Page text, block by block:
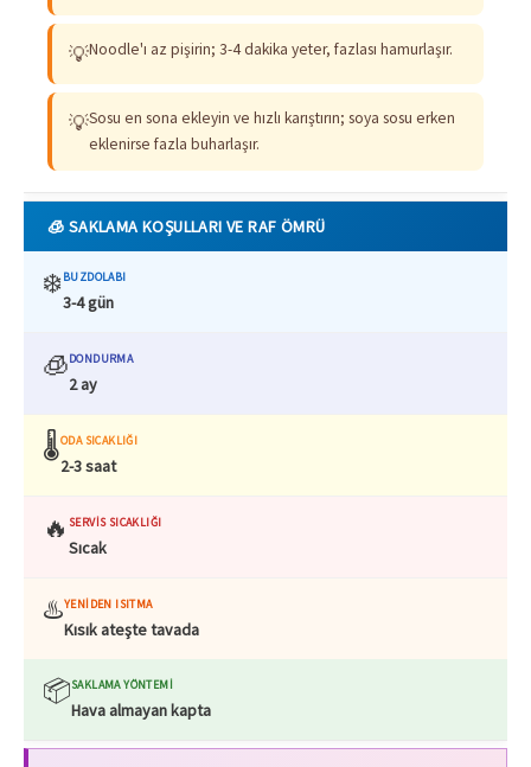
💡Noodle'ı az pişirin; 3-4 dakika yeter, fazlası hamurlaşır.
💡Sosu en sona ekleyin ve hızlı karıştırın; soya sosu erken
eklenirse fazla buharlaşır.
🧊 SAKLAMA KOŞULLARI VE RAF ÖMRÜ
❄️BUZDOLABI
3-4 gün
🧊DONDURMA
2 ay
🌡️ODA SICAKLIĞI
2-3 saat
🔥 SERVIS SICAKLIĞI
Sıcak
♨️YENIDEN ISITMA
Kısık ateşte tavada
📦SAKLAMA YÖNTEMI
Hava almayan kapta